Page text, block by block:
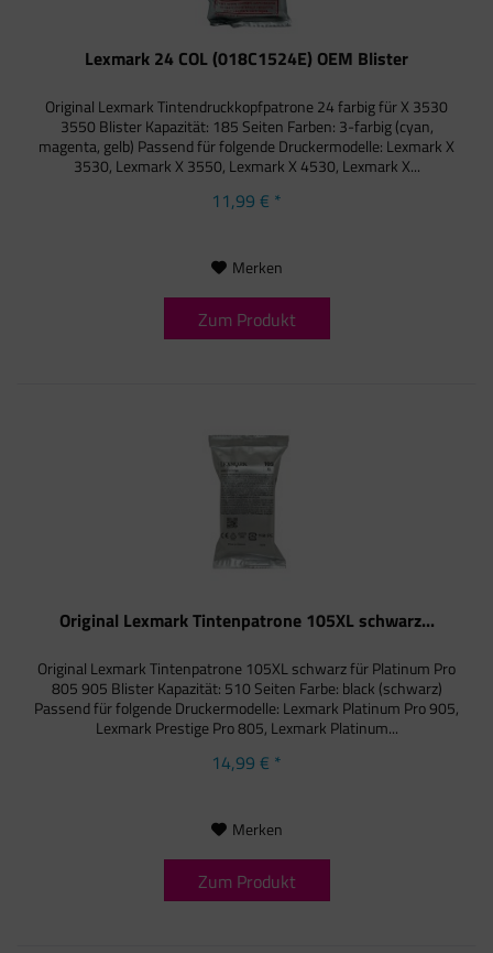
Lexmark 24 COL (018C1524E) OEM Blister
Original Lexmark Tintendruckkopfpatrone 24 farbig für X 3530
3550 Blister Kapazität: 185 Seiten Farben: 3-farbig (cyan,
magenta, gelb) Passend für folgende Druckermodelle: Lexmark X
3530, Lexmark X 3550, Lexmark X 4530, Lexmark X...
11,99 € *
Merken
Zum Produkt
Original Lexmark Tintenpatrone 105XL schwarz...
Original Lexmark Tintenpatrone 105XL schwarz für Platinum Pro
805 905 Blister Kapazität: 510 Seiten Farbe: black (schwarz)
Passend für folgende Druckermodelle: Lexmark Platinum Pro 905,
Lexmark Prestige Pro 805, Lexmark Platinum...
14,99 € *
Merken
Zum Produkt